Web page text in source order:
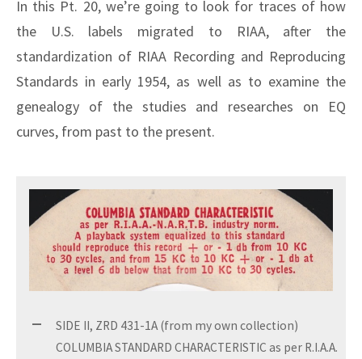
In this Pt. 20, we’re going to look for traces of how
the U.S. labels migrated to RIAA, after the
standardization of RIAA Recording and Reproducing
Standards in early 1954, as well as to examine the
genealogy of the studies and researches on EQ
curves, from past to the present.
SIDE II, ZRD 431-1A (from my own collection)
COLUMBIA STANDARD CHARACTERISTIC as per R.I.A.A.